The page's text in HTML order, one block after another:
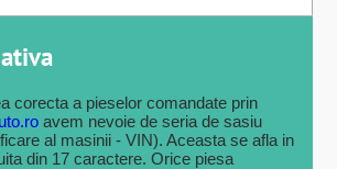
corecta a pieselor comandate prin
avem nevoie de seria de sasiu
al masinii - VIN). Aceasta se afla in
din 17 caractere. Orice piesa